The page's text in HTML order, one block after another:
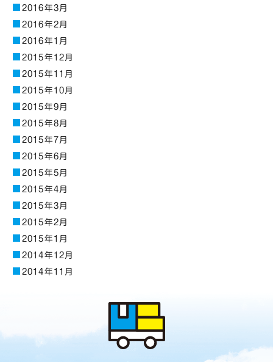
2016年3月
2016年2月
2016年1月
2015年12月
2015年11月
2015年10月
2015年9月
2015年8月
2015年7月
2015年6月
2015年5月
2015年4月
2015年3月
2015年2月
2015年1月
2014年12月
2014年11月